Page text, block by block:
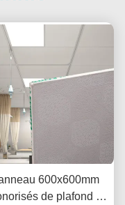
600x600mm
de plafond de